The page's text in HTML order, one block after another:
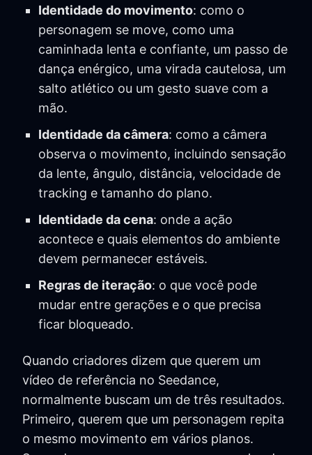
Identidade do movimento: como o
personagem se move, como uma
caminhada lenta e confiante, um passo de
dança enérgico, uma virada cautelosa, um
salto atlético ou um gesto suave com a
mão.
Identidade da câmera: como a câmera
observa o movimento, incluindo sensação
da lente, ângulo, distância, velocidade de
tracking e tamanho do plano.
Identidade da cena: onde a ação
acontece e quais elementos do ambiente
devem permanecer estáveis.
Regras de iteração: o que você pode
mudar entre gerações e o que precisa
ficar bloqueado.
Quando criadores dizem que querem um
vídeo de referência no Seedance,
normalmente buscam um de três resultados.
Primeiro, querem que um personagem repita
o mesmo movimento em vários planos.